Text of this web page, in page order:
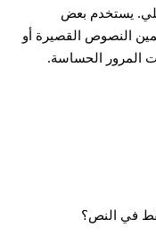
يستخدم بعض
النصوص القصيرة أو
المرور الحساسة.
في النص؟